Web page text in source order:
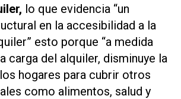
lo que evidencia “un
en la accesibilidad a la
esto porque “a medida
carga del alquiler, disminuye la
hogares para cubrir otros
como alimentos, salud y